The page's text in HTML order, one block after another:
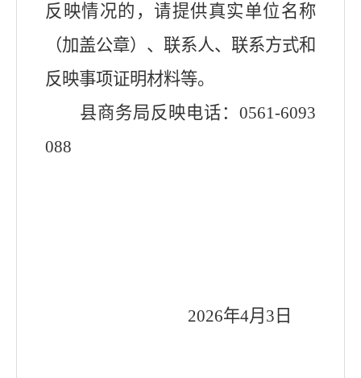
反映情况的，请提供真实单位名称
（加盖公章）、联系人、联系方式和
反映事项证明材料等。
县商务局反映电话：0561-6093
088
2026年4月3日